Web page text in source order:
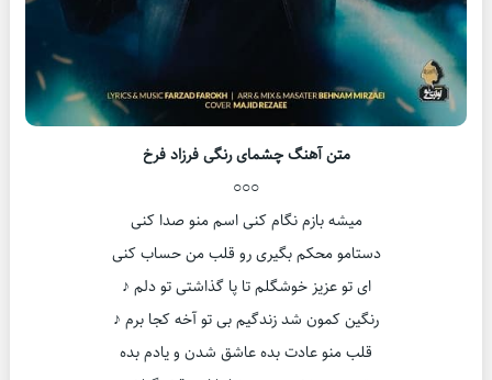
متن آهنگ چشمای رنگی فرزاد فرخ
○○○
میشه بازم نگام کنی اسم منو صدا کنی
دستامو محکم بگیری رو قلب من حساب کنی
ای تو عزیز خوشگلم تا پا گذاشتی تو دلم ♪
رنگین کمون شد زندگیم بی تو آخه کجا برم ♪
قلب منو عادت بده عاشق شدن و یادم بده